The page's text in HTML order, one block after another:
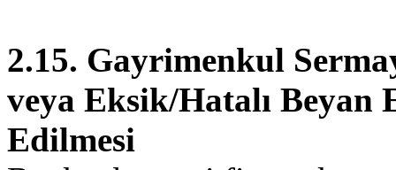
2.15. Gayrimenkul
veya Eksik/Hatalı
Edilmesi